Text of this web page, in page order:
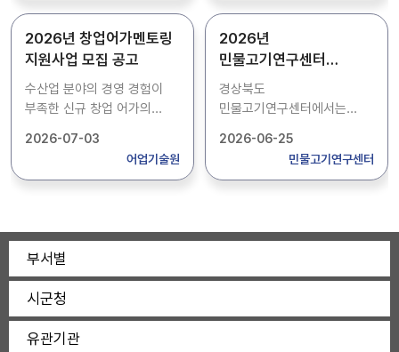
17:00 - 모집인원 : 15명(남·
여 구분 없음) - 접수방법 :
방문, 우편, 온라인 접수(우편,
온라인 접수는 2026. 8. 13.
문 의 처 :
경상북도어업기술원
어업기술지원과 인력육성팀
7. 16.(목) ~ 7. 22.(수) 2.
신청서류: 붙임 공고문 참고
3. 신청방법: 방문, FAX 또는
우편 4. 접 수 처 -
포항시 북구 흥해읍
영일만항로 117-1 문의:
054-240-0324, FAX:
강영로 476-3 문의: 054-
730-8877 * 붙임의
관할기관 및 제출서류를 꼭
2026년 창업어가멘토링
지원사업 모집 공고
수산업 분야의 경영 경험이
부족한 신규 창업 어가의
위해 전문지식을 가진
후견인이 창업어가를
공고합니다. 1. 공 고 명 :
2026년도 창업어가 멘토링
지원사업 창업어가, 후견인
모집 공고 2. 신청자격 : 각
분야별 붙임기준(공고문)에
적합한 자 3. 신청기간 :
2026-07-03
어업기술원
2026년
민물고기연구센터
기간제근로자 모집 공고
경상북도
민물고기연구센터에서는
기간제근로자를 채용하고자
아래와 같이 공고합니다. 1.
2026. 7. 6. ∼ 9. 4.
인원, 세부업무 등은 센터
:경상북도 민물고기연구센터
2026-06-25
민물고기연구센터
부서별
시군청
유관기관